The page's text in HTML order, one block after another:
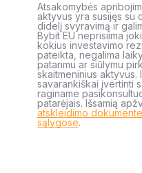
Atsakomybės
aktyvus yra susijęs su
didelį svyravimą ir
Bybit EU neprisiima
kokius investavimo
pateikta, negalima
patarimu ar siūlymu
skaitmeninius aktyvus.
savarankiškai įvertinti
raginame
patarėjais. Išsamią
atskleidimo dokumente
sąlygose.